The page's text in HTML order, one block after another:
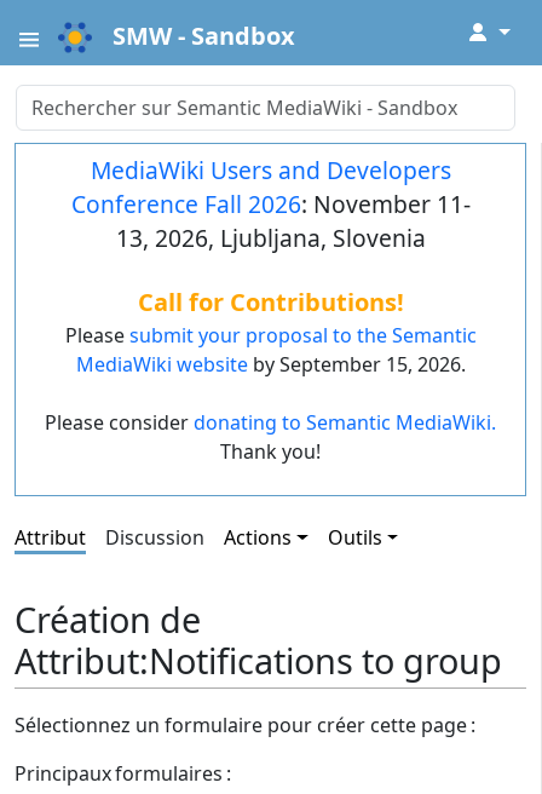
SMW - Sandbox ↓
MediaWiki Users and Developers
Conference Fall 2026: November 11-
13, 2026, Ljubljana, Slovenia
Call for Contributions!
Pleasesubmit your proposal to the Semantic
MediaWiki websiteby September 15, 2026.
Please considerdonating to Semantic MediaWiki.
Thank you!
Attribut Discussion Actions Outils
Création de
Attribut:Notifications to group
Sélectionnez un formulaire pour créer cette page :
Principaux formulaires :